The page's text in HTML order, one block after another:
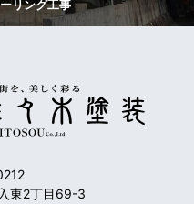
リング工事
東2丁目69-3